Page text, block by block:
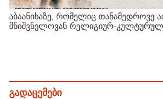
აბაანიხაზე, რომელიც თანამედროვე
მნიშვნელოვან რელიგიურ-კულტურულ
გადაცემები